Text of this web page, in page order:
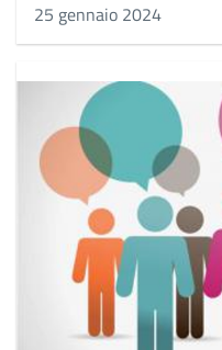
25 gennaio 2024